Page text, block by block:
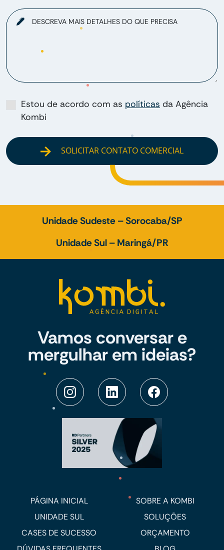
DESCREVA MAIS DETALHES DO QUE PRECISA
Estou de acordo com as políticas da Agência
Kombi
SOLICITAR CONTATO COMERCIAL
Unidade Sudeste – Sorocaba/SP
Unidade Sul – Maringá/PR
Vamos conversar e
mergulhar em ideias?
PÁGINA INICIAL
SOBRE A KOMBI
UNIDADE SUL
SOLUÇÕES
CASES DE SUCESSO
ORÇAMENTO